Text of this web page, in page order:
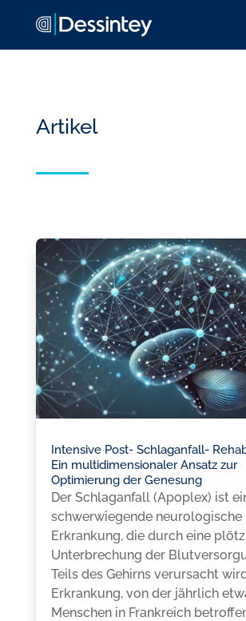
Artikel
Intensive Post- Schlaganfall-
Ein multidimensionaler Ansatz zur
Optimierung der Genesung
Der Schlaganfall (Apoplex) ist
schwerwiegende neurologische
Erkrankung, die durch eine
Unterbrechung der
Teils des Gehirns verursacht
Erkrankung, von der jährlich
Menschen in Frankreich